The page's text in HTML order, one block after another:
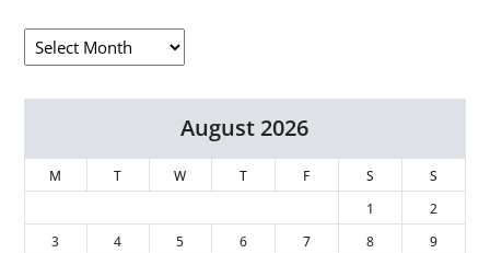
August 2026
M T W T F S
S
1
2
3
4 5 6 7 8
9